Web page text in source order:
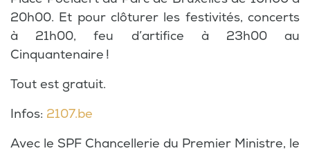
20h00. Et pour clôturer les festivités, concerts
à 21h00, feu d’artifice à 23h00 au
Cinquantenaire !
Tout est gratuit.
Infos: 2107.be
Avec le SPF Chancellerie du Premier Ministre, le